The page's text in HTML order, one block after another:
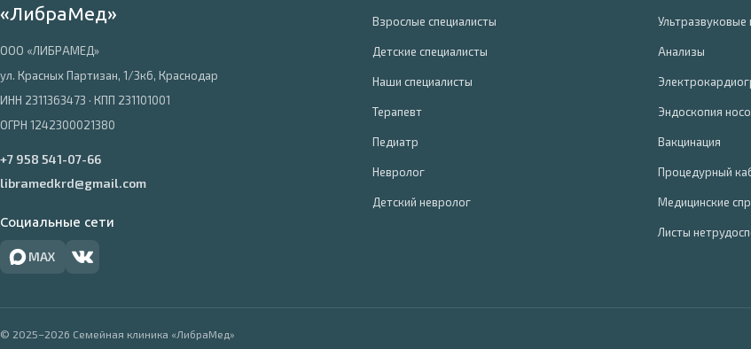
«ЛибраМед»
ООО «ЛИБРАМЕД»
ул. Красных Партизан, 1/3к6, Краснодар
ИНН 2311363473 · КПП 231101001
ОГРН 1242300021380
+7 958 541-07-66
libramedkrd@gmail.com
Социальные сети
MAX
Взрослые специалисты
Детские специалисты
Наши специалисты
Терапевт
Педиатр
Невролог
Детский невролог
Ультразвуковые
Анализы
Эндоскопия
Вакцинация
Процедурный
Медицинские
Листы
© 2025–2026 Семейная клиника «ЛибраМед»